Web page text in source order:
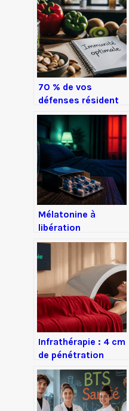
70 % de vos
défenses résident
dans votre intestin
: le guide pratique
pour renforcer
votre système
immunitaire
Mélatonine à
libération
prolongée : 50%
d’effet immédiat, 8
heures de diffusion,
pour en finir avec
les réveils
nocturnes
Infrathérapie : 4 cm
de pénétration
cutanée pour une
détox 3 fois plus
intense